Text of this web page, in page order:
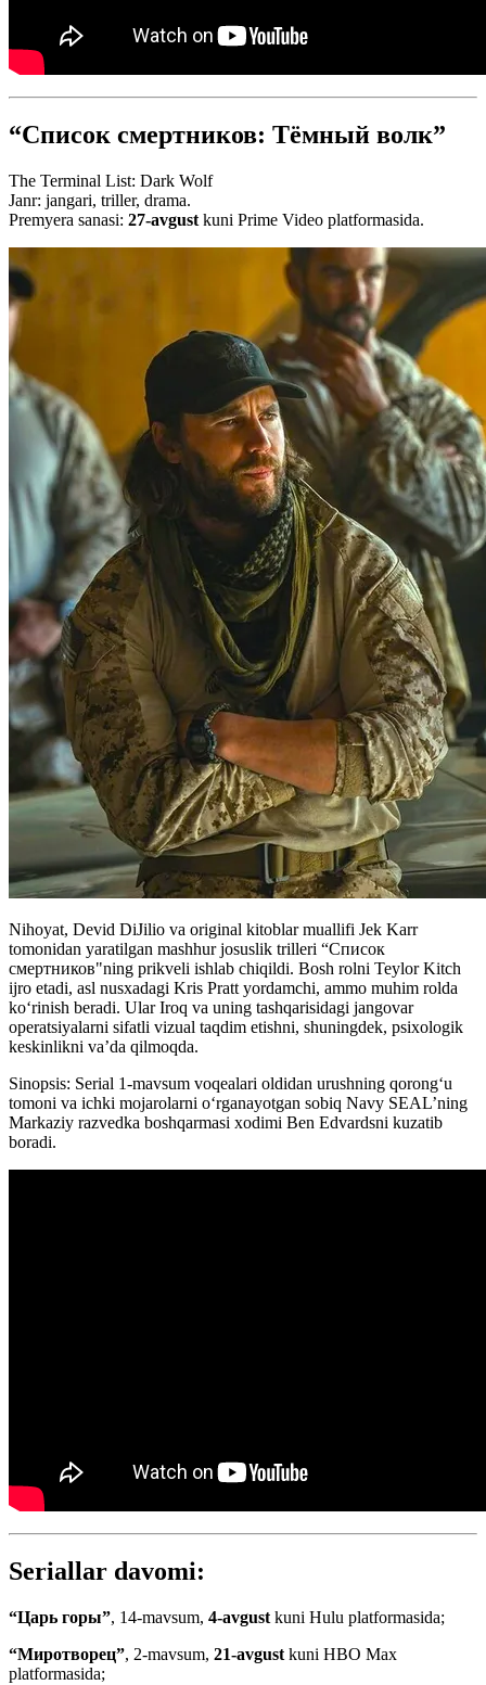
“Список смертников: Тёмный волк”
The Terminal List: Dark Wolf
Janr: jangari, triller, drama.
Premyera sanasi: 27-avgust kuni Prime Video platformasida.
Nihoyat, Devid DiJilio va original kitoblar muallifi Jek Karr
tomonidan yaratilgan mashhur josuslik trilleri “Список
смертников"ning prikveli ishlab chiqildi. Bosh rolni Teylor Kitch
ijro etadi, asl nusxadagi Kris Pratt yordamchi, ammo muhim rolda
koʻrinish beradi. Ular Iroq va uning tashqarisidagi jangovar
operatsiyalarni sifatli vizual taqdim etishni, shuningdek, psixologik
keskinlikni va’da qilmoqda.
Sinopsis: Serial 1-mavsum voqealari oldidan urushning qorong‘u
tomoni va ichki mojarolarni o‘rganayotgan sobiq Navy SEAL’ning
Markaziy razvedka boshqarmasi xodimi Ben Edvardsni kuzatib
boradi.
Seriallar davomi:
“Царь горы”, 14-mavsum, 4-avgust kuni Hulu platformasida;
“Миротворец”, 2-mavsum, 21-avgust kuni HBO Max
platformasida;